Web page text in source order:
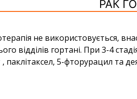
РАК
не використовується,
відділів гортані. При 3-4
5-фторурацил та